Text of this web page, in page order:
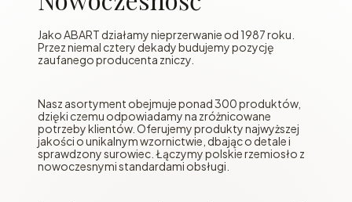
Jako ABART działamy nieprzerwanie od 1987 roku.
Przez niemal cztery dekady budujemy pozycję
zaufanego producenta zniczy.
Nasz asortyment obejmuje ponad 300 produktów,
dzięki czemu odpowiadamy na zróżnicowane
potrzeby klientów. Oferujemy produkty najwyższej
jakości o unikalnym wzornictwie, dbając o detale i
sprawdzony surowiec. Łączymy polskie rzemiosło z
nowoczesnymi standardami obsługi.